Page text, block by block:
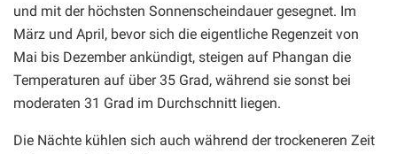
und mit der höchsten Sonnenscheindauer gesegnet. Im
März und April, bevor sich die eigentliche Regenzeit von
Mai bis Dezember ankündigt, steigen auf Phangan die
Temperaturen auf über 35 Grad, während sie sonst bei
moderaten 31 Grad im Durchschnitt liegen.
Die Nächte kühlen sich auch während der trockeneren Zeit